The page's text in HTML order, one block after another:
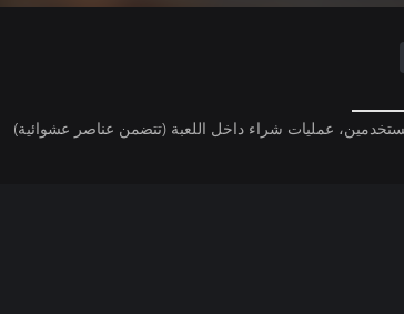
عمليات شراء داخل اللعبة (تتضمن عناصر عشوائية)